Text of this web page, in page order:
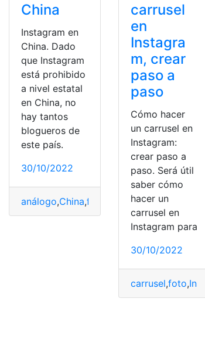
China
Instagram en
China. Dado
que Instagram
está prohibido
a nivel estatal
en China, no
hay tantos
blogueros de
este país.
30/10/2022
análogo,China,funciona Instagram
carrusel
en
Instagra
m, crear
paso a
paso
Cómo hacer
un carrusel en
Instagram:
crear paso a
paso. Será útil
saber cómo
hacer un
carrusel en
Instagram para
30/10/2022
carrusel,foto,